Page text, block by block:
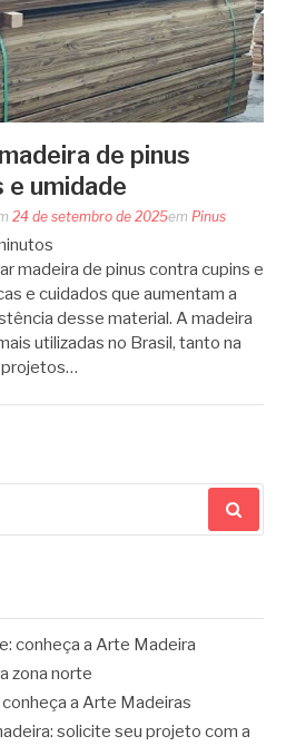
de pinus
umidade
24 de setembro de 2025em Pinus
madeira de pinus contra cupins e
e cuidados que aumentam a
desse material. A madeira
utilizadas no Brasil, tanto na
projetos…
conheça a Arte Madeira
zona norte
a Arte Madeiras
solicite seu projeto com a